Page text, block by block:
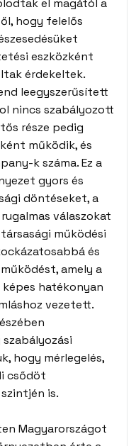
el magától a
hogy felelős
eszközként
érdekeltek.
leegyszerűsített
nincs szabályozott
része pedig
működik, és
k száma. Ez a
gyors és
döntéseket, a
válaszokat
működési
és
amely a
hatékonyan
vezetett.
hogy mérlegelés,
csődöt
is.
Magyarországot